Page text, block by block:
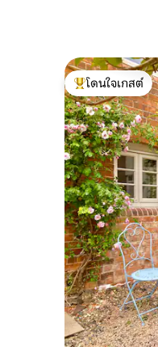
โดนใจเกสต์ที่สุด
โดนใจเกสต์